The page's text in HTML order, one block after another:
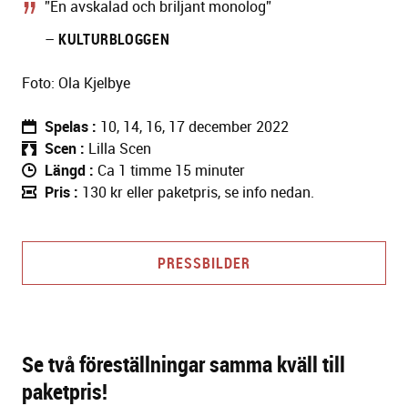
”En avskalad och briljant monolog”
– KULTURBLOGGEN
Foto: Ola Kjelbye
Spelas
10, 14, 16, 17 december 2022
Scen
Lilla Scen
Längd
Ca 1 timme 15 minuter
Pris
130 kr eller paketpris, se info nedan.
PRESSBILDER
Se två föreställningar samma kväll till
paketpris!